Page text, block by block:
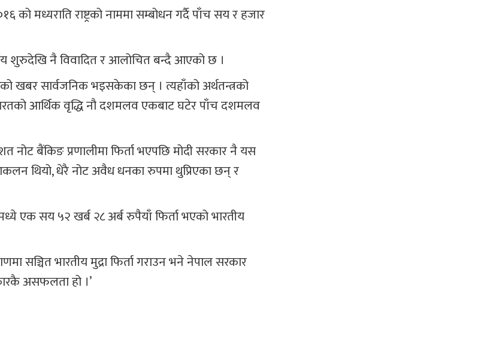
को मध्यराति राष्ट्रको नाममा सम्बोधन गर्दै पाँच सय र हजार
शुरुदेखि नै विवादित र आलोचित बन्दै आएको छ ।
खबर सार्वजनिक भइसकेका छन् । त्यहाँको अर्थतन्त्रको
आर्थिक वृद्धि नौ दशमलव एकबाट घटेर पाँच दशमलव
नोट बैंकिङ प्रणालीमा फिर्ता भएपछि मोदी सरकार नै यस
थियो, धेरै नोट अवैध धनका रुपमा थुप्रिएका छन् र
एक सय ५२ खर्ब २८ अर्ब रुपैयाँ फिर्ता भएको भारतीय
सञ्चित भारतीय मुद्रा फिर्ता गराउन भने नेपाल सरकार
असफलता हो ।’